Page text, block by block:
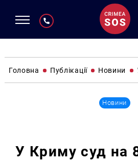
Головна Публікації Новини
Новини
У Криму суд на